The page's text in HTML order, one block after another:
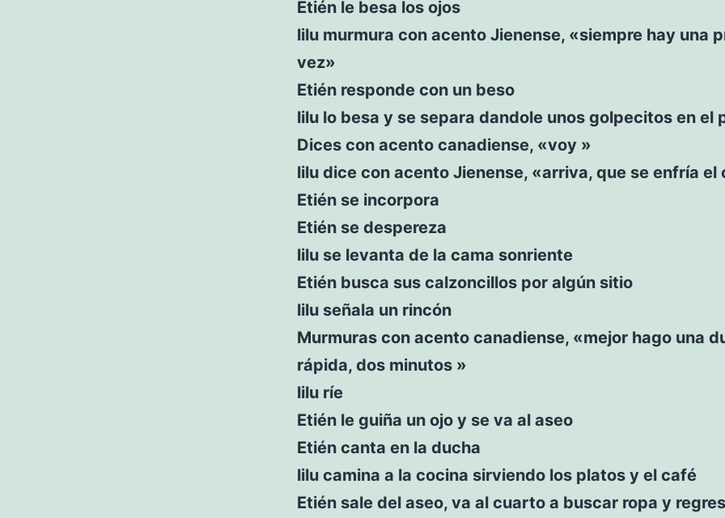
Etién le besa los ojos
lilu murmura con acento Jienense, «siempre hay una
vez»
Etién responde con un beso
lilu lo besa y se separa dandole unos golpecitos en el
Dices con acento canadiense, «voy »
lilu dice con acento Jienense, «arriva, que se enfría el
Etién se incorpora
Etién se despereza
lilu se levanta de la cama sonriente
Etién busca sus calzoncillos por algún sitio
lilu señala un rincón
Murmuras con acento canadiense, «mejor hago una
rápida, dos minutos »
lilu ríe
Etién le guiña un ojo y se va al aseo
Etién canta en la ducha
lilu camina a la cocina sirviendo los platos y el café
Etién sale del aseo, va al cuarto a buscar ropa y